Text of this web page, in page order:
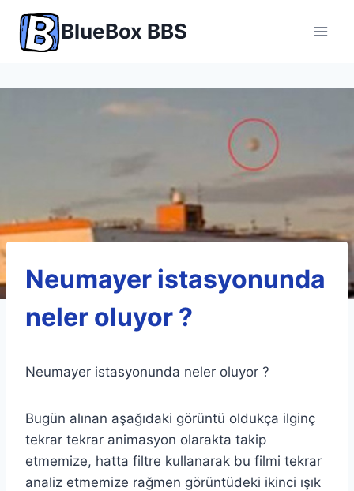
content
BlueBox BBS
Neumayer istasyonunda
neler oluyor ?
Neumayer istasyonunda neler oluyor ?
Bugün alınan aşağıdaki görüntü oldukça ilginç
tekrar tekrar animasyon olarakta takip
etmemize, hatta filtre kullanarak bu filmi tekrar
analiz etmemize rağmen görüntüdeki ikinci ışık